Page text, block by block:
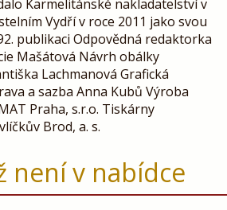
Karmelitánské nakladatelství v
Vydří v roce 2011 jako svou
publikaci Odpovědná redaktorka
Mašátová Návrh obálky
Lachmanová Grafická
a sazba Anna Kubů Výroba
Praha, s.r.o. Tiskárny
Brod, a. s.
není v nabídce